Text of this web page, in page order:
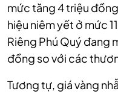
mức tăng 4 triệu
hiệu niêm yết ở mức
Riêng Phú Quý đang
đồng so với các
Tương tự, giá vàng